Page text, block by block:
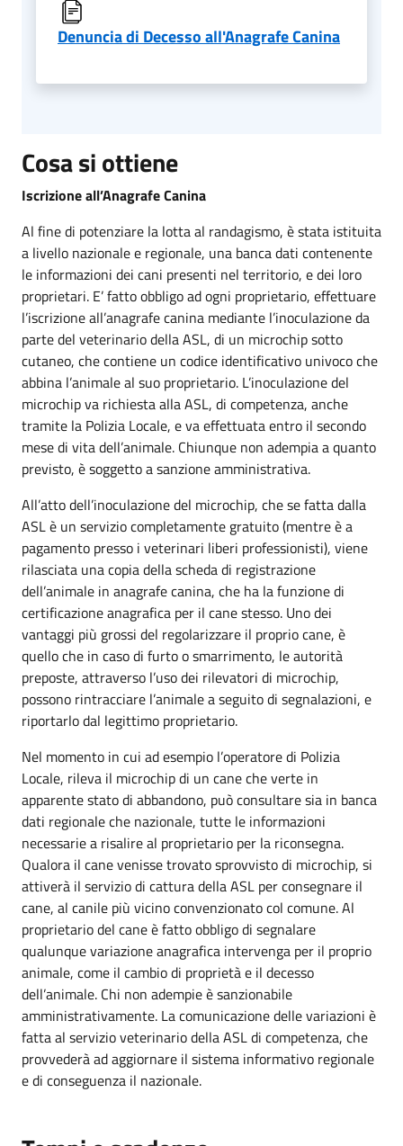
Denuncia di Decesso all'Anagrafe Canina
Cosa si ottiene
Iscrizione all’Anagrafe Canina
Al fine di potenziare la lotta al randagismo, è stata istituita
a livello nazionale e regionale, una banca dati contenente
le informazioni dei cani presenti nel territorio, e dei loro
proprietari. E’ fatto obbligo ad ogni proprietario, effettuare
l’iscrizione all’anagrafe canina mediante l’inoculazione da
parte del veterinario della ASL, di un microchip sotto
cutaneo, che contiene un codice identificativo univoco che
abbina l’animale al suo proprietario. L’inoculazione del
microchip va richiesta alla ASL, di competenza, anche
tramite la Polizia Locale, e va effettuata entro il secondo
mese di vita dell’animale. Chiunque non adempia a quanto
previsto, è soggetto a sanzione amministrativa.
All’atto dell’inoculazione del microchip, che se fatta dalla
ASL è un servizio completamente gratuito (mentre è a
pagamento presso i veterinari liberi professionisti), viene
rilasciata una copia della scheda di registrazione
dell’animale in anagrafe canina, che ha la funzione di
certificazione anagrafica per il cane stesso. Uno dei
vantaggi più grossi del regolarizzare il proprio cane, è
quello che in caso di furto o smarrimento, le autorità
preposte, attraverso l’uso dei rilevatori di microchip,
possono rintracciare l’animale a seguito di segnalazioni, e
riportarlo dal legittimo proprietario.
Nel momento in cui ad esempio l’operatore di Polizia
Locale, rileva il microchip di un cane che verte in
apparente stato di abbandono, può consultare sia in banca
dati regionale che nazionale, tutte le informazioni
necessarie a risalire al proprietario per la riconsegna.
Qualora il cane venisse trovato sprovvisto di microchip, si
attiverà il servizio di cattura della ASL per consegnare il
cane, al canile più vicino convenzionato col comune. Al
proprietario del cane è fatto obbligo di segnalare
qualunque variazione anagrafica intervenga per il proprio
animale, come il cambio di proprietà e il decesso
dell’animale. Chi non adempie è sanzionabile
amministrativamente. La comunicazione delle variazioni è
fatta al servizio veterinario della ASL di competenza, che
provvederà ad aggiornare il sistema informativo regionale
e di conseguenza il nazionale.